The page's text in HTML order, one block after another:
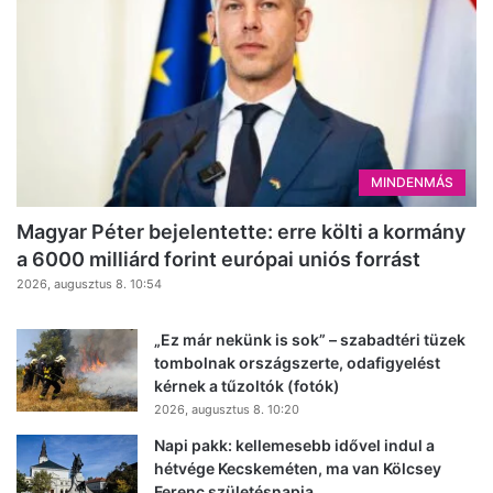
MINDENMÁS
Magyar Péter bejelentette: erre költi a kormány
a 6000 milliárd forint európai uniós forrást
2026, augusztus 8. 10:54
„Ez már nekünk is sok” – szabadtéri tüzek
tombolnak országszerte, odafigyelést
kérnek a tűzoltók (fotók)
2026, augusztus 8. 10:20
Napi pakk: kellemesebb idővel indul a
hétvége Kecskeméten, ma van Kölcsey